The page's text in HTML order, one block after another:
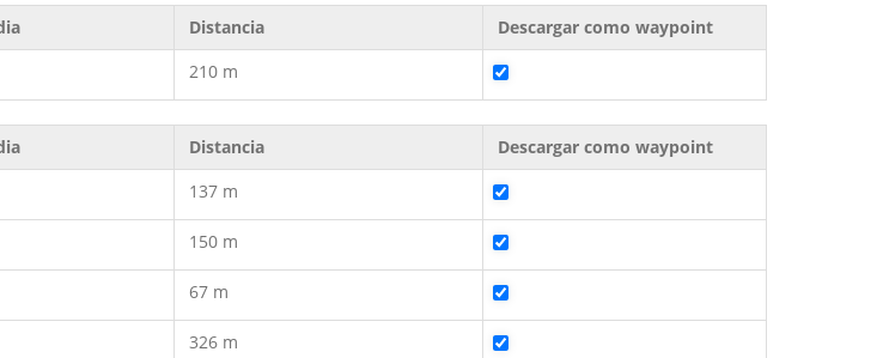
Distancia Descargar como waypoint
210 m
Distancia Descargar como waypoint
137 m
150 m
67 m
326 m